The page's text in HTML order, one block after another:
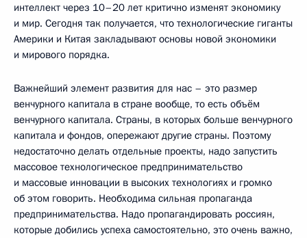
интеллект через 10–20 лет критично изменят экономику
и мир. Сегодня так получается, что технологические гиганты
Америки и Китая закладывают основы новой экономики
и мирового порядка.
Важнейший элемент развития для нас – это размер
венчурного капитала в стране вообще, то есть объём
венчурного капитала. Страны, в которых больше венчурного
капитала и фондов, опережают другие страны. Поэтому
недостаточно делать отдельные проекты, надо запустить
массовое технологическое предпринимательство
и массовые инновации в высоких технологиях и громко
об этом говорить. Необходима сильная пропаганда
предпринимательства. Надо пропагандировать россиян,
которые добились успеха самостоятельно, это очень важно,